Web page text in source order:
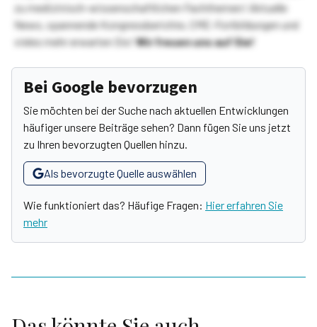
zu medizinisch-wissenschaftlichen Fachthemen! Aktuelle
News, spannende Kongressberichte, CME-Fortbildungen und
vieles mehr erwarten Sie!Wir freuen uns auf Sie!
Bei Google bevorzugen
Sie möchten bei der Suche nach aktuellen Entwicklungen
häufiger unsere Beiträge sehen? Dann fügen Sie uns jetzt
zu Ihren bevorzugten Quellen hinzu.
Als bevorzugte Quelle auswählen
Wie funktioniert das? Häufige Fragen: Hier erfahren Sie
mehr